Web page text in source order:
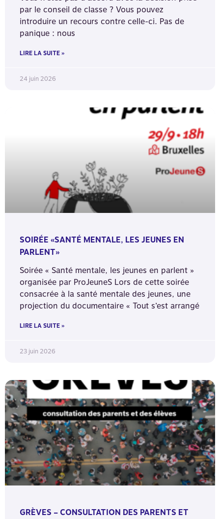
par le conseil de classe ? Vous pouvez
introduire un recours contre celle-ci. Pas de
panique : nous
LIRE LA SUITE »
24 juin 2026
SOIRÉE «SANTÉ MENTALE, LES JEUNES EN
PARLENT»
Soirée « Santé mentale, les jeunes en parlent »
organisée par ProJeuneS Lors de cette soirée
consacrée à la santé mentale des jeunes, une
projection du documentaire « Tout s’est arrangé
LIRE LA SUITE »
23 juin 2026
GRÈVES – CONSULTATION DES PARENTS ET